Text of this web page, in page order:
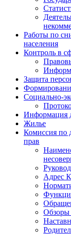
Работы по
населения
Контроль в
Защита
Социально-
Информация
Жилье
Комиссия по
прав
Адрес
Обзоры